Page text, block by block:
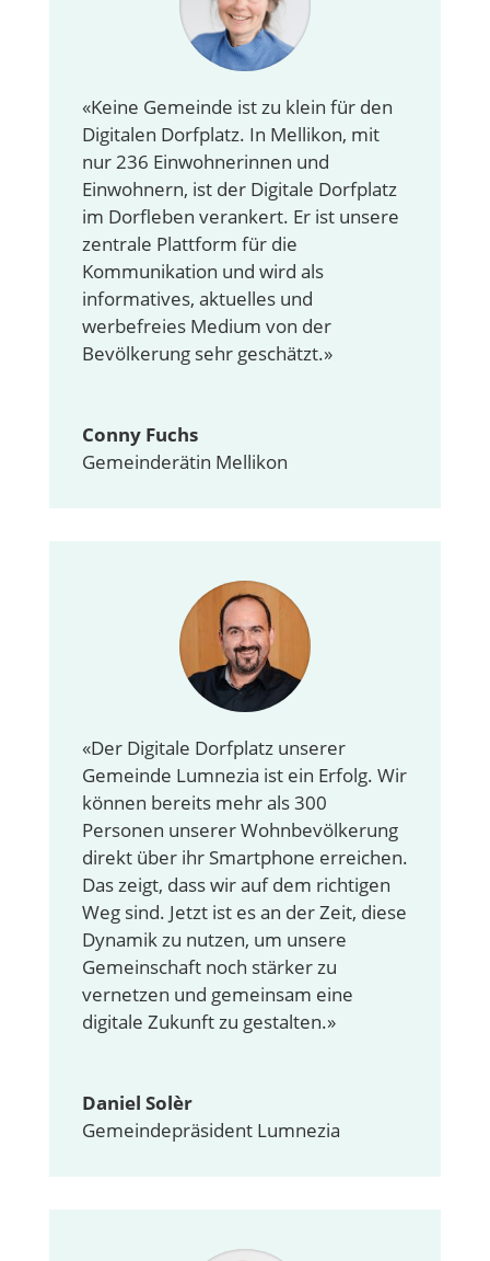
«Keine Gemeinde ist zu klein für den
Digitalen Dorfplatz. In Mellikon, mit
nur 236 Einwohnerinnen und
Einwohnern, ist der Digitale Dorfplatz
im Dorfleben verankert. Er ist unsere
zentrale Plattform für die
Kommunikation und wird als
informatives, aktuelles und
werbefreies Medium von der
Bevölkerung sehr geschätzt.»
Conny Fuchs
Gemeinderätin Mellikon
«Der Digitale Dorfplatz unserer
Gemeinde Lumnezia ist ein Erfolg. Wir
können bereits mehr als 300
Personen unserer Wohnbevölkerung
direkt über ihr Smartphone erreichen.
Das zeigt, dass wir auf dem richtigen
Weg sind. Jetzt ist es an der Zeit, diese
Dynamik zu nutzen, um unsere
Gemeinschaft noch stärker zu
vernetzen und gemeinsam eine
digitale Zukunft zu gestalten.»
Daniel Solèr
Gemeindepräsident Lumnezia